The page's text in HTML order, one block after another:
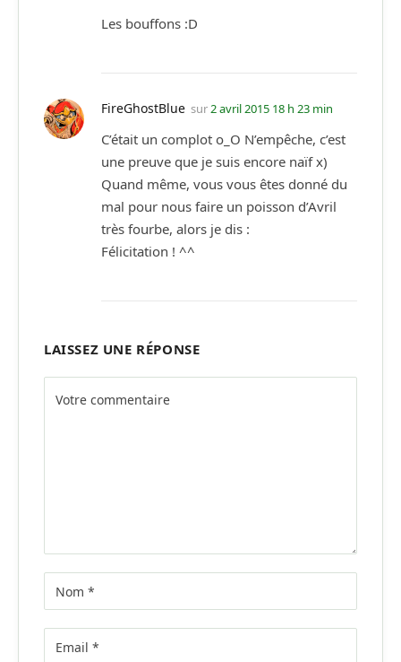
Les bouffons :D
FireGhostBlue sur2 avril 2015 18 h 23 min
C’était un complot o_O N’empêche, c’est
une preuve que je suis encore naïf x)
Quand même, vous vous êtes donné du
mal pour nous faire un poisson d’Avril
très fourbe, alors je dis :
Félicitation ! ^^
LAISSEZ UNE RÉPONSE